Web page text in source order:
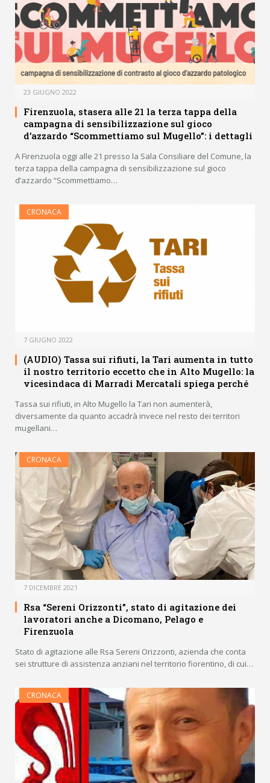
23 GIUGNO 2022
Firenzuola, stasera alle 21 la terza tappa della
campagna di sensibilizzazione sul gioco
d’azzardo “Scommettiamo sul Mugello”: i dettagli
A Firenzuola oggi alle 21 presso la Sala Consiliare del Comune, la
terza tappa della campagna di sensibilizzazione sul gioco
d’azzardo “Scommettiamo…
CRONACA
7 GIUGNO 2022
(AUDIO) Tassa sui rifiuti, la Tari aumenta in tutto
il nostro territorio eccetto che in Alto Mugello: la
vicesindaca di Marradi Mercatali spiega perché
Tassa sui rifiuti, in Alto Mugello la Tari non aumenterà,
diversamente da quanto accadrà invece nel resto dei territori
mugellani…
CRONACA
7 DICEMBRE 2021
Rsa “Sereni Orizzonti”, stato di agitazione dei
lavoratori anche a Dicomano, Pelago e
Firenzuola
Stato di agitazione alle Rsa Sereni Orizzonti, azienda che conta
sei strutture di assistenza anziani nel territorio fiorentino, di cui…
CRONACA